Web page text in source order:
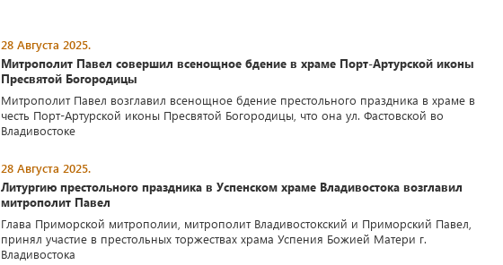
28 Августа 2025.
Митрополит Павел совершил всенощное бдение в храме Порт-Артурской иконы
Пресвятой Богородицы
Митрополит Павел возглавил всенощное бдение престольного праздника в храме в
честь Порт-Артурской иконы Пресвятой Богородицы, что она ул. Фастовской во
Владивостоке
28 Августа 2025.
Литургию престольного праздника в Успенском храме Владивостока возглавил
митрополит Павел
Глава Приморской митрополии, митрополит Владивостокский и Приморский Павел,
принял участие в престольных торжествах храма Успения Божией Матери г.
Владивостока